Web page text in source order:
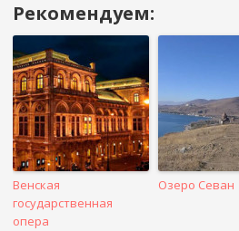
Навигация
в
посте
Рекомендуем:
Венская
государственная
опера
Озеро Севан